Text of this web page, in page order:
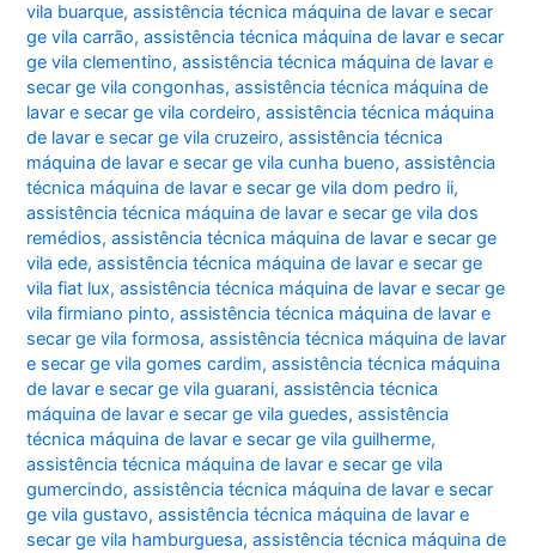
vila buarque,assistência técnica máquina de lavar e secar
ge vila carrão,assistência técnica máquina de lavar e secar
ge vila clementino,assistência técnica máquina de lavar e
secar ge vila congonhas,assistência técnica máquina de
lavar e secar ge vila cordeiro,assistência técnica máquina
de lavar e secar ge vila cruzeiro,assistência técnica
máquina de lavar e secar ge vila cunha bueno,assistência
técnica máquina de lavar e secar ge vila dom pedro ii,
assistência técnica máquina de lavar e secar ge vila dos
remédios,assistência técnica máquina de lavar e secar ge
vila ede,assistência técnica máquina de lavar e secar ge
vila fiat lux,assistência técnica máquina de lavar e secar ge
vila firmiano pinto,assistência técnica máquina de lavar e
secar ge vila formosa,assistência técnica máquina de lavar
e secar ge vila gomes cardim,assistência técnica máquina
de lavar e secar ge vila guarani,assistência técnica
máquina de lavar e secar ge vila guedes,assistência
técnica máquina de lavar e secar ge vila guilherme,
assistência técnica máquina de lavar e secar ge vila
gumercindo,assistência técnica máquina de lavar e secar
ge vila gustavo,assistência técnica máquina de lavar e
secar ge vila hamburguesa,assistência técnica máquina de